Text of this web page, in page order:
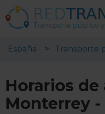
España Transporte
Horarios de
Monterrey